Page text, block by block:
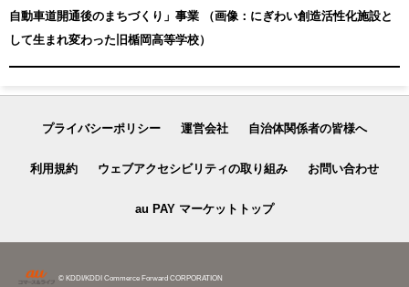
自動車道開通後のまちづくり」事業 （画像：にぎわい創造活性化施設と
して生まれ変わった旧楯岡高等学校）
プライバシーポリシー 運営会社 自治体関係者の皆様へ
利用規約 ウェブアクセシビリティの取り組み お問い合わせ
au PAY マーケットトップ
© KDDI/KDDI Commerce Forward CORPORATION